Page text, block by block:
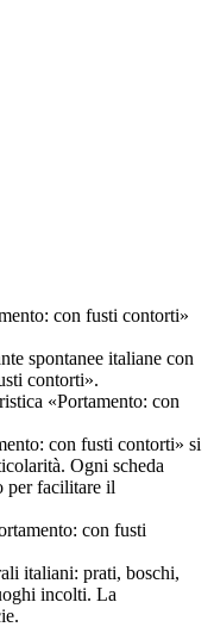
con fusti contorti»
spontanee italiane con
contorti».
«Portamento: con
con fusti contorti» si
Ogni scheda
per facilitare il
con fusti
italiani: prati, boschi,
incolti. La